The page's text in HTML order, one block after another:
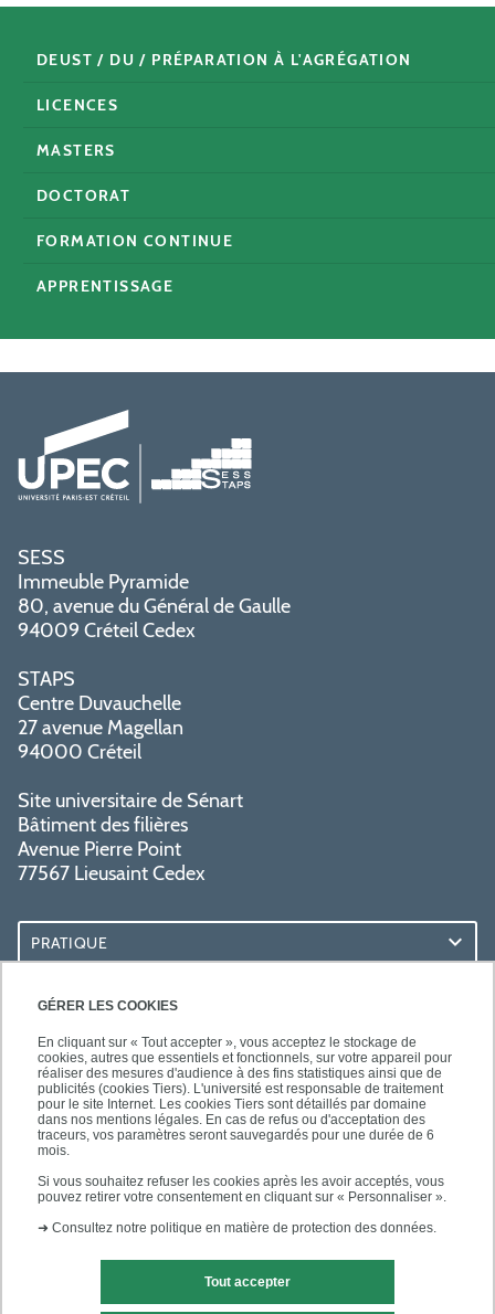
GÉRER LES COOKIES
En cliquant sur « Tout accepter », vous acceptez le stockage de
cookies, autres que essentiels et fonctionnels, sur votre appareil pour
réaliser des mesures d'audience à des fins statistiques ainsi que de
publicités (cookies Tiers). L'université est responsable de traitement
pour le site Internet. Les cookies Tiers sont détaillés par domaine
dans nos mentions légales. En cas de refus ou d'acceptation des
traceurs, vos paramètres seront sauvegardés pour une durée de 6
mois.
Si vous souhaitez refuser les cookies après les avoir acceptés, vous
pouvez retirer votre consentement en cliquant sur « Personnaliser ».
➜ Consultez notre politique en matière de protection des données.
Tout accepter
DEUST / DU / PRÉPARATION À L'AGRÉGATION
LICENCES
MASTERS
DOCTORAT
FORMATION CONTINUE
APPRENTISSAGE
SESS
Immeuble Pyramide
80, avenue du Général de Gaulle
94009 Créteil Cedex
STAPS
Centre Duvauchelle
27 avenue Magellan
94000 Créteil
Site universitaire de Sénart
Bâtiment des filières
Avenue Pierre Point
77567 Lieusaint Cedex
PRATIQUE
ACCÈS RAPIDES
SUIVEZ-NOUS
Contact